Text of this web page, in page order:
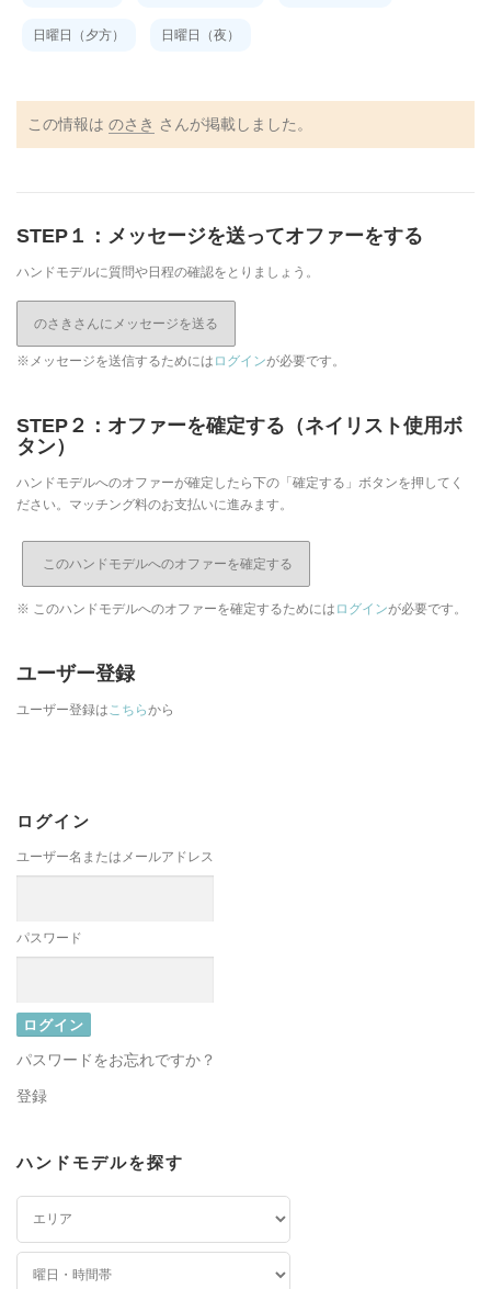
日曜日（夕方） 日曜日（夜）
この情報は のさき さんが掲載しました。
STEP１：メッセージを送ってオファーをする
ハンドモデルに質問や日程の確認をとりましょう。
のさきさんにメッセージを送る
※メッセージを送信するためには ログインが必要です。
STEP２：オファーを確定する（ネイリスト使用ボ
タン）
ハンドモデルへのオファーが確定したら下の「確定する」ボタンを押してく
ださい。マッチング料のお支払いに進みます。
※ このハンドモデルへのオファーを確定するためには ログインが必要です。
ユーザー登録
ユーザー登録はこちらから
ログイン
ユーザー名またはメールアドレス
パスワード
パスワードをお忘れですか？
登録
ハンドモデルを探す